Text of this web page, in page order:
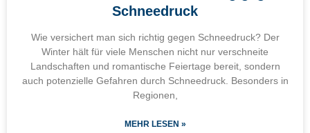
Schneedruck
Wie versichert man sich richtig gegen Schneedruck? Der
Winter hält für viele Menschen nicht nur verschneite
Landschaften und romantische Feiertage bereit, sondern
auch potenzielle Gefahren durch Schneedruck. Besonders in
Regionen,
MEHR LESEN »